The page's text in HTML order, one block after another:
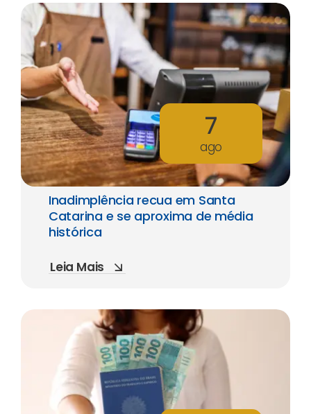
7
ago
Inadimplência recua em Santa
Catarina e se aproxima de média
histórica
Leia Mais